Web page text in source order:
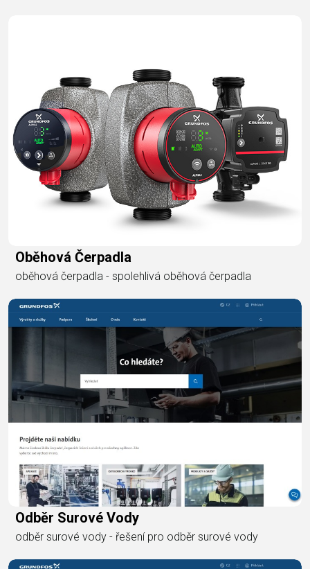
Oběhová Čerpadla
oběhová čerpadla - spolehlivá oběhová čerpadla
Odběr Surové Vody
odběr surové vody - řešení pro odběr surové vody